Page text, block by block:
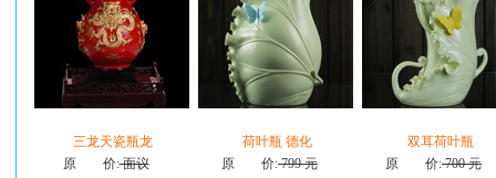
三龙天瓷瓶龙
原 价:面议
荷叶瓶 德化
原 价:799 元
双耳荷叶瓶
原 价:700 元